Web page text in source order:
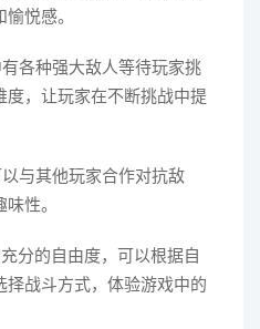
悦感。
各种强大敌人等待玩家挑
，让玩家在不断挑战中提
与其他玩家合作对抗敌
性。
分的自由度，可以根据自
择战斗方式，体验游戏中的